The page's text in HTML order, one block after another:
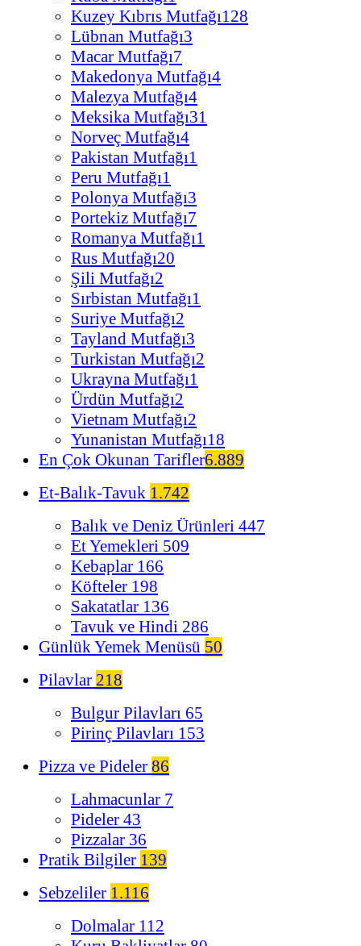
Kuzey Kıbrıs Mutfağı128
Lübnan Mutfağı3
Macar Mutfağı7
Makedonya Mutfağı4
Malezya Mutfağı4
Meksika Mutfağı31
Norveç Mutfağı4
Pakistan Mutfağı1
Peru Mutfağı1
Polonya Mutfağı3
Portekiz Mutfağı7
Romanya Mutfağı1
Rus Mutfağı20
Şili Mutfağı2
Sırbistan Mutfağı1
Suriye Mutfağı2
Tayland Mutfağı3
Turkistan Mutfağı2
Ukrayna Mutfağı1
Ürdün Mutfağı2
Vietnam Mutfağı2
Yunanistan Mutfağı18
En Çok Okunan Tarifler6.889
Et-Balık-Tavuk 1.742
Balık ve Deniz Ürünleri 447
Et Yemekleri 509
Kebaplar 166
Köfteler 198
Sakatatlar 136
Tavuk ve Hindi 286
Günlük Yemek Menüsü 50
Pilavlar 218
Bulgur Pilavları 65
Pirinç Pilavları 153
Pizza ve Pideler 86
Lahmacunlar 7
Pideler 43
Pizzalar 36
Pratik Bilgiler 139
Sebzeliler 1.116
Dolmalar 112